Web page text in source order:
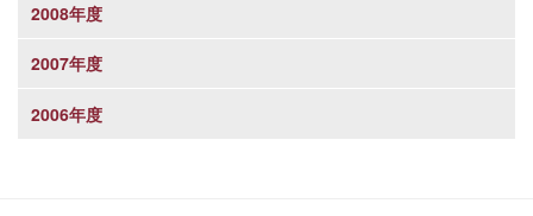
2008年度
2007年度
2006年度